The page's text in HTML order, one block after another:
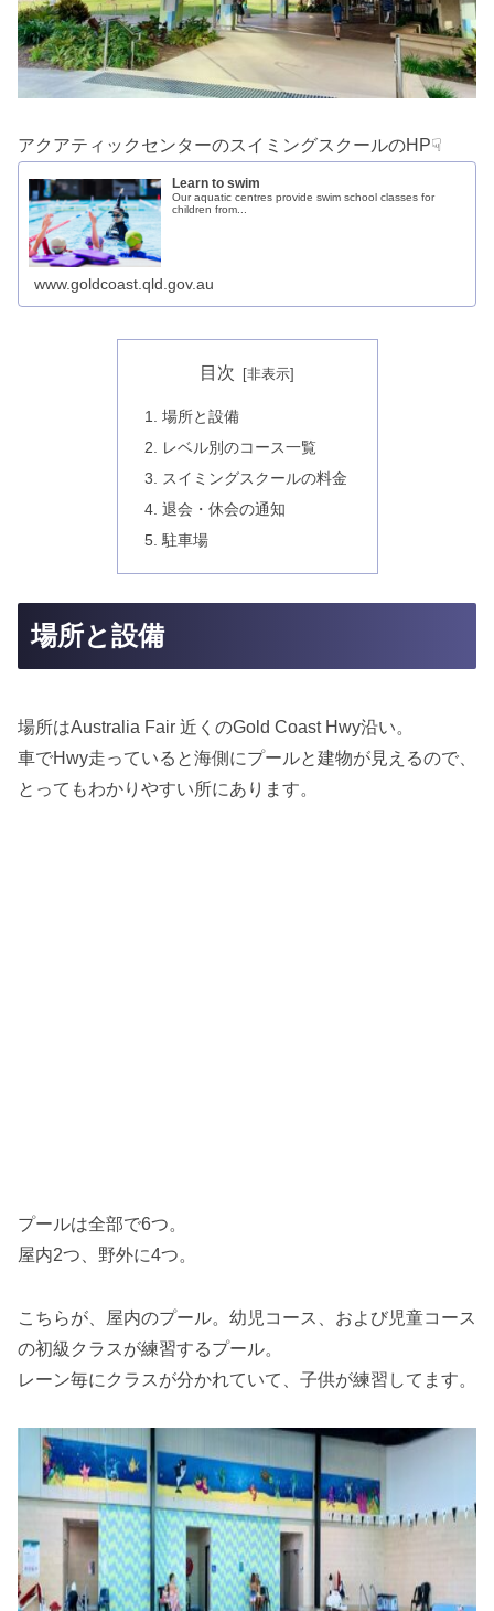
アクアティックセンターのスイミングスクールのHP☟
Learn to swim
Our aquatic centres provide swim school classes for
children from...
www.goldcoast.qld.gov.au
目次
場所と設備
レベル別のコース一覧
スイミングスクールの料金
退会・休会の通知
駐車場
場所と設備
場所はAustralia Fair 近くのGold Coast Hwy沿い。
車でHwy走っていると海側にプールと建物が見えるので、
とってもわかりやすい所にあります。
プールは全部で6つ。
屋内2つ、野外に4つ。
こちらが、屋内のプール。幼児コース、および児童コース
の初級クラスが練習するプール。
レーン毎にクラスが分かれていて、子供が練習してます。